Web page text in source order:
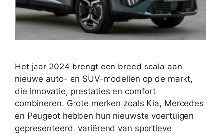
Het jaar 2024 brengt een breed scala aan
nieuwe auto- en SUV-modellen op de markt,
die innovatie, prestaties en comfort
combineren. Grote merken zoals Kia, Mercedes
en Peugeot hebben hun nieuwste voertuigen
gepresenteerd, variërend van sportieve